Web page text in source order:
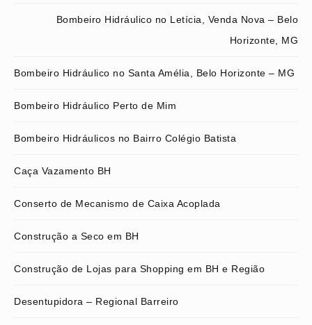
Bombeiro Hidráulico no Letícia, Venda Nova – Belo
Horizonte, MG
Bombeiro Hidráulico no Santa Amélia, Belo Horizonte – MG
Bombeiro Hidráulico Perto de Mim
Bombeiro Hidráulicos no Bairro Colégio Batista
Caça Vazamento BH
Conserto de Mecanismo de Caixa Acoplada
Construção a Seco em BH
Construção de Lojas para Shopping em BH e Região
Desentupidora – Regional Barreiro